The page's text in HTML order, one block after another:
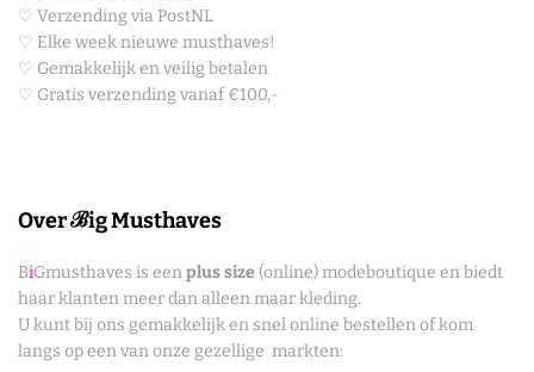
♡ Verzending via PostNL
♡ Elke week nieuwe musthaves!
♡ Gemakkelijk en veilig betalen
♡ Gratis verzending vanaf €100,-
Over ℬig Musthaves
BiGmusthaves is eenplus size (online) modeboutique en biedt
haar klanten meer dan alleen maar kleding.
U kunt bij ons gemakkelijk en snel online bestellen of kom
langs op een van onze gezellige markten: